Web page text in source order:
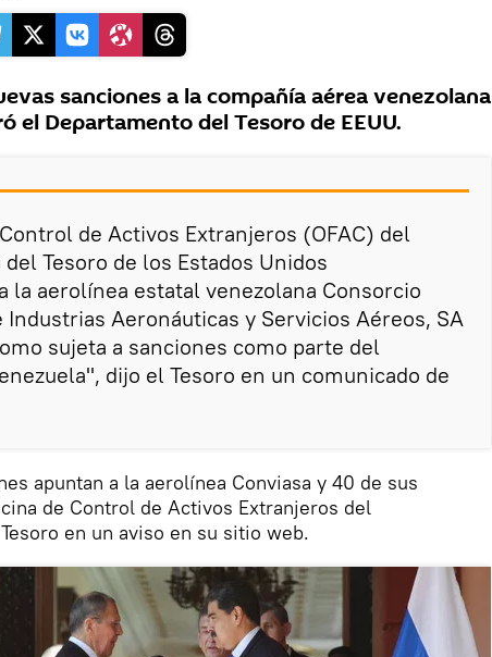
sanciones a la compañía aérea venezolana
el Departamento del Tesoro de EEUU.
de Activos Extranjeros (OFAC) del
Tesoro de los Estados Unidos
la aerolínea estatal venezolana Consorcio
Industrias Aeronáuticas y Servicios Aéreos, SA
sujeta a sanciones como parte del
dijo el Tesoro en un comunicado de
apuntan a la aerolínea Conviasa y 40 de sus
de Control de Activos Extranjeros del
en un aviso en su sitio web.